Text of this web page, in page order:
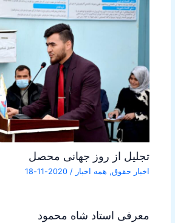
تجلیل از روز جهانی محصل
اخبار حقوق, همه اخبار /
2020-11-18
معرفی استاد شاه محمود